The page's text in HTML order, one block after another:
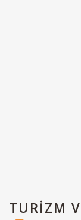
TURIZM